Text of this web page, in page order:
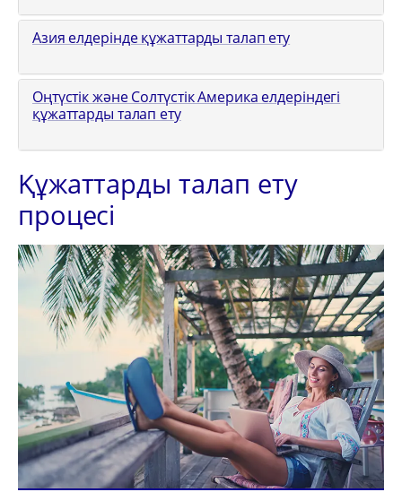
Азия елдерінде құжаттарды талап ету
Оңтүстік және Солтүстік Америка елдеріндегі
құжаттарды талап ету
Құжаттарды талап ету
процесі